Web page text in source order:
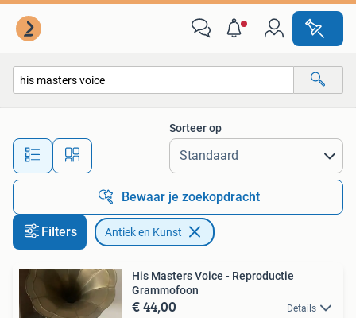
Alle afstanden…
Sorteer op
Bewaar je zoekopdracht
Filters Antiek en Kunst
His Masters Voice - Reproductie
Grammofoon
€ 44,00 Details